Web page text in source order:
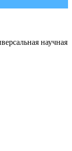
научная